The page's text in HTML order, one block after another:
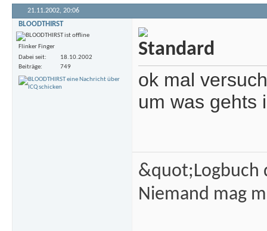
21.11.2002, 20:06
BLOODTHIRST
Flinker Finger
Dabei seit
18.10.2002
Beiträge
749
ok mal
um was gehts
&quot;Logbuch
Niemand mag